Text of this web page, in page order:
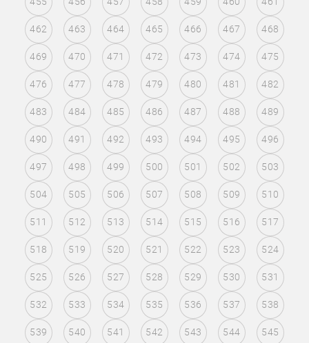
462 463 464 465 466 467 468
469 470 471 472 473 474 475
476 477 478 479 480 481 482
483 484 485 486 487 488 489
490 491 492 493 494 495 496
497 498 499 500 501 502 503
504 505 506 507 508 509 510
511 512 513 514 515 516 517
518 519 520 521 522 523 524
525 526 527 528 529 530 531
532 533 534 535 536 537 538
539 540 541 542 543 544 545